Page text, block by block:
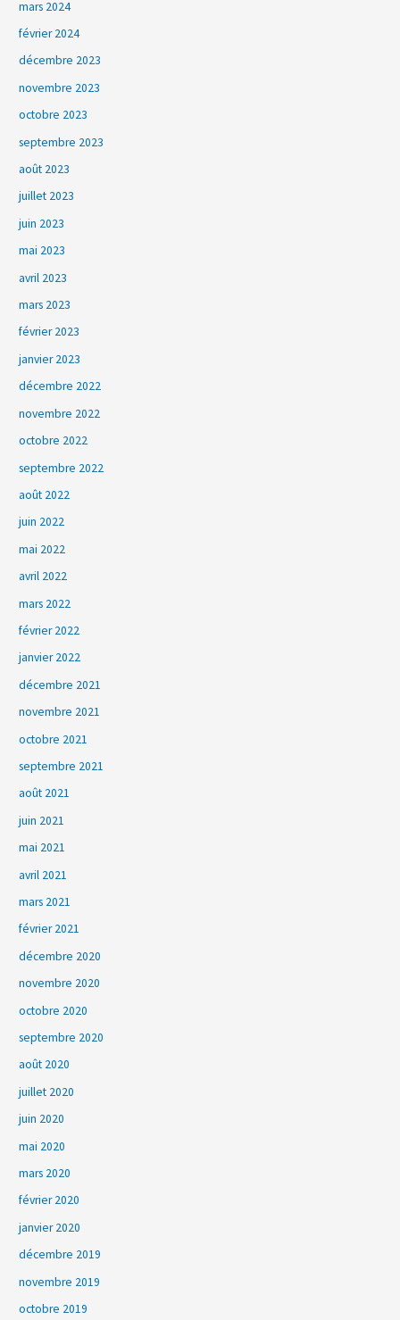
mars 2024
février 2024
décembre 2023
novembre 2023
octobre 2023
septembre 2023
août 2023
juillet 2023
juin 2023
mai 2023
avril 2023
mars 2023
février 2023
janvier 2023
décembre 2022
novembre 2022
octobre 2022
septembre 2022
août 2022
juin 2022
mai 2022
avril 2022
mars 2022
février 2022
janvier 2022
décembre 2021
novembre 2021
octobre 2021
septembre 2021
août 2021
juin 2021
mai 2021
avril 2021
mars 2021
février 2021
décembre 2020
novembre 2020
octobre 2020
septembre 2020
août 2020
juillet 2020
juin 2020
mai 2020
mars 2020
février 2020
janvier 2020
décembre 2019
novembre 2019
octobre 2019